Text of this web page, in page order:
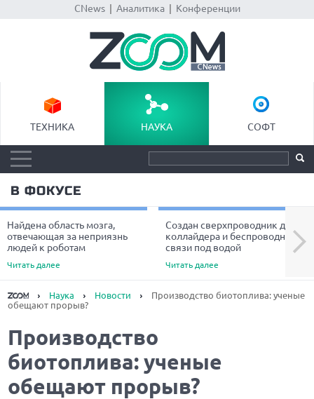
CNews| Аналитика| Конференции
ТЕХНИКА НАУКА СОФТ
В ФОКУСЕ
Найдена область мозга,
отвечающая за неприязнь
людей к роботам
Читать далее
Создан сверхпроводник для
коллайдера и беспроводной
связи под водой
Читать далее
Next
Наука Новости
Производство биотоплива: ученые
обещают прорыв?
Производство
биотоплива: ученые
обещают прорыв?